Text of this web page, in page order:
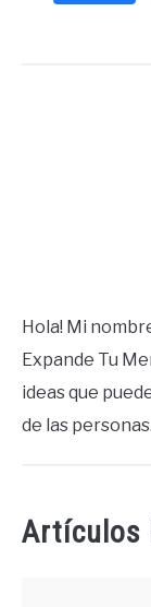
Hola! Mi
Expande Tu
ideas que
de las personas.
Artículos